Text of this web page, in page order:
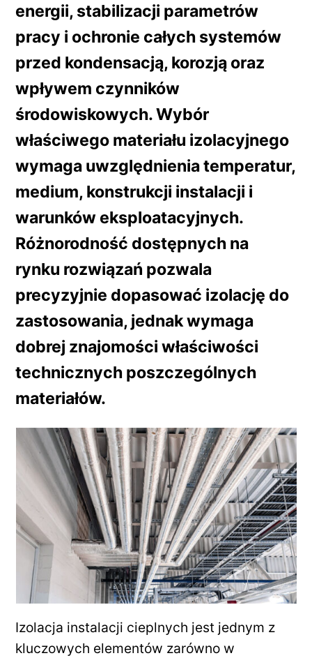
energii, stabilizacji parametrów
pracy i ochronie całych systemów
przed kondensacją, korozją oraz
wpływem czynników
środowiskowych. Wybór
właściwego materiału izolacyjnego
wymaga uwzględnienia temperatur,
medium, konstrukcji instalacji i
warunków eksploatacyjnych.
Różnorodność dostępnych na
rynku rozwiązań pozwala
precyzyjnie dopasować izolację do
zastosowania, jednak wymaga
dobrej znajomości właściwości
technicznych poszczególnych
materiałów.
Izolacja instalacji cieplnych jest jednym z
kluczowych elementów zarówno w